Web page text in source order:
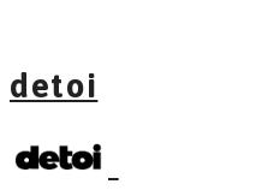
detoi